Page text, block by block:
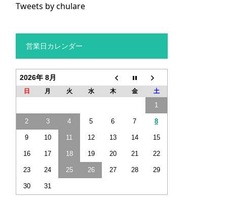
Tweets by chulare
営業日カレンダー
2026年 8月
日 月 火 水 木 金 土
1
2 3 4 5 6 7 8
9 10 11 12 13 14 15
16 17 18 19 20 21 22
23 24 25 26 27 28 29
30 31